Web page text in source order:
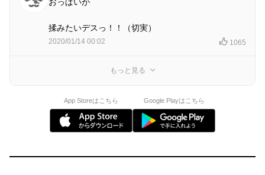
揉みたいデスっ！！（切実）
2020/01/14 00:02 1065
もっと見る
App Storeはこちら Google Playはこちら